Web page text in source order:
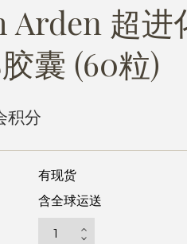
Arden 超进
囊 (60粒)
积分
有现货
含全球运送